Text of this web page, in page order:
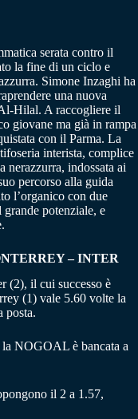
serata contro il
la fine di un ciclo e
Simone Inzaghi ha
una nuova
Hilal. A raccogliere il
giovane ma già in rampa
con il Parma. La
interista, complice
nerazzurra, indossata ai
percorso alla guida
l’organico con due
potenziale, e
– INTER
(2), il cui successo è
(1) vale 5.60 volte la
posta.
NOGOAL è bancata a
il 2 a 1.57,